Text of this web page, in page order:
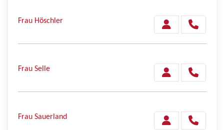
Frau Höschler
Frau Selle
Frau Sauerland